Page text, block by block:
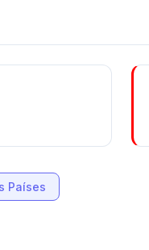
Países